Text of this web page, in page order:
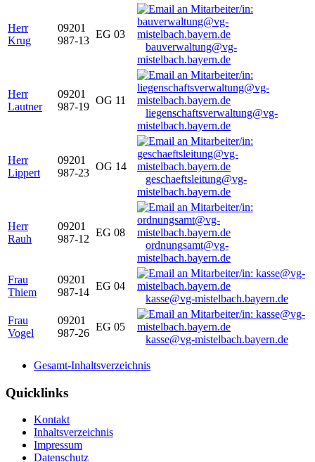
Herr
Krug
09201
987-13
EG 03
bauverwaltung@vg-
mistelbach.bayern.de
Herr
Lautner
09201
987-19
OG 11
liegenschaftsverwaltung@vg-
mistelbach.bayern.de
Herr
Lippert
09201
987-23
OG 14
geschaeftsleitung@vg-
mistelbach.bayern.de
Herr
Rauh
09201
987-12
EG 08
ordnungsamt@vg-
mistelbach.bayern.de
Frau
Thiem
09201
987-14
EG 04
kasse@vg-mistelbach.bayern.de
Frau
Vogel
09201
987-26
EG 05
kasse@vg-mistelbach.bayern.de
Gesamt-Inhaltsverzeichnis
Quicklinks
Kontakt
Inhaltsverzeichnis
Impressum
Datenschutz